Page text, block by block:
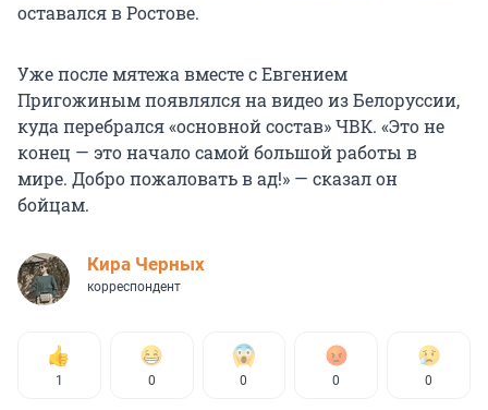
оставался в Ростове.
Уже после мятежа вместе с Евгением
Пригожиным появлялся на видео из Белоруссии,
куда перебрался «основной состав» ЧВК. «Это не
конец — это начало самой большой работы в
мире. Добро пожаловать в ад!» — сказал он
бойцам.
Кира Черных
корреспондент
1 0 0 0 0